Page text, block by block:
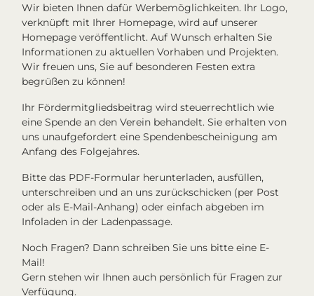
Wir bieten Ihnen dafür Werbemöglichkeiten. Ihr Logo,
verknüpft mit Ihrer Homepage, wird auf unserer
Homepage veröffentlicht. Auf Wunsch erhalten Sie
Informationen zu aktuellen Vorhaben und Projekten.
Wir freuen uns, Sie auf besonderen Festen extra
begrüßen zu können!
Ihr Fördermitgliedsbeitrag wird steuerrechtlich wie
eine Spende an den Verein behandelt. Sie erhalten von
uns unaufgefordert eine Spendenbescheinigung am
Anfang des Folgejahres.
Bitte das PDF-Formular herunterladen, ausfüllen,
unterschreiben und an uns zurückschicken (per Post
oder als E-Mail-Anhang) oder einfach abgeben im
Infoladen in der Ladenpassage.
Noch Fragen? Dann schreiben Sie uns bitte eine E-
Mail!
Gern stehen wir Ihnen auch persönlich für Fragen zur
Verfügung.